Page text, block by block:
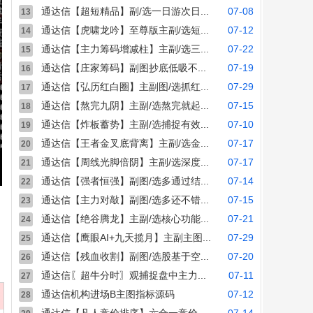
13 通达信【超短精品】副/选一日游次日... 07-08
14 通达信【虎啸龙吟】至尊版主副/选短... 07-12
15 通达信【主力筹码增减柱】主副/选三... 07-22
16 通达信【庄家筹码】副图抄底低吸不... 07-19
17 通达信【弘历红白圈】主副图/选抓红... 07-29
18 通达信【熬完九阴】主副/选熬完就起... 07-15
19 通达信【炸板蓄势】主副/选捕捉有效... 07-10
20 通达信【王者金叉底背离】主副/选金... 07-17
21 通达信【周线光脚倍阴】主副/选深度... 07-17
22 通达信【强者恒强】副图/选多通过结... 07-14
23 通达信【主力对敲】副图/选多还不错... 07-15
24 通达信【绝谷腾龙】主副/选核心功能... 07-21
25 通达信【鹰眼AI+九天揽月】主副主图... 07-29
26 通达信【残血收割】副图/选股基于空... 07-20
27 通达信〖超牛分时〗观捕捉盘中主力... 07-11
28 通达信机构进场B主图指标源码 07-12